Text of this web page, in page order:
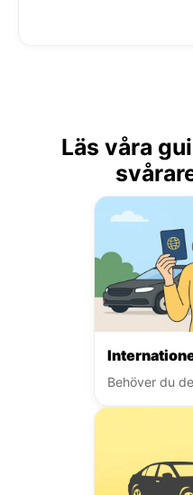
Läs våra
Behöver du